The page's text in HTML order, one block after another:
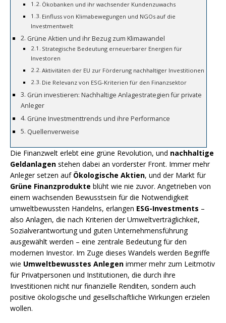
Ökobanken und ihr wachsender Kundenzuwachs
Einfluss von Klimabewegungen und NGOs auf die
Investmentwelt
Grüne Aktien und ihr Bezug zum Klimawandel
Strategische Bedeutung erneuerbarer Energien für
Investoren
Aktivitäten der EU zur Förderung nachhaltiger Investitionen
Die Relevanz von ESG-Kriterien für den Finanzsektor
Grün investieren: Nachhaltige Anlagestrategien für private
Anleger
Grüne Investmenttrends und ihre Performance
Quellenverweise
Die Finanzwelt erlebt eine grüne Revolution, und nachhaltige
Geldanlagen stehen dabei an vorderster Front. Immer mehr
Anleger setzen auf Ökologische Aktien, und der Markt für
Grüne Finanzprodukte blüht wie nie zuvor. Angetrieben von
einem wachsenden Bewusstsein für die Notwendigkeit
umweltbewussten Handelns, erlangen ESG-Investments –
also Anlagen, die nach Kriterien der Umweltverträglichkeit,
Sozialverantwortung und guten Unternehmensführung
ausgewählt werden – eine zentrale Bedeutung für den
modernen Investor. Im Zuge dieses Wandels werden Begriffe
wie Umweltbewusstes Anlegen immer mehr zum Leitmotiv
für Privatpersonen und Institutionen, die durch ihre
Investitionen nicht nur finanzielle Renditen, sondern auch
positive ökologische und gesellschaftliche Wirkungen erzielen
wollen.